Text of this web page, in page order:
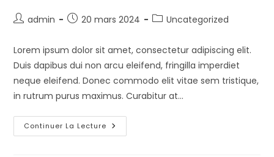
Auteur/autrice
la
publication :
admin
Publication
20 mars 2024
PostUncategorized
Lorem ipsum dolor sit amet, consectetur adipiscing elit.
Duis dapibus dui non arcu eleifend, fringilla imperdiet
neque eleifend. Donec commodo elit vitae sem tristique,
in rutrum purus maximus. Curabitur at…
Continuer La Lecture Ouverture
Des